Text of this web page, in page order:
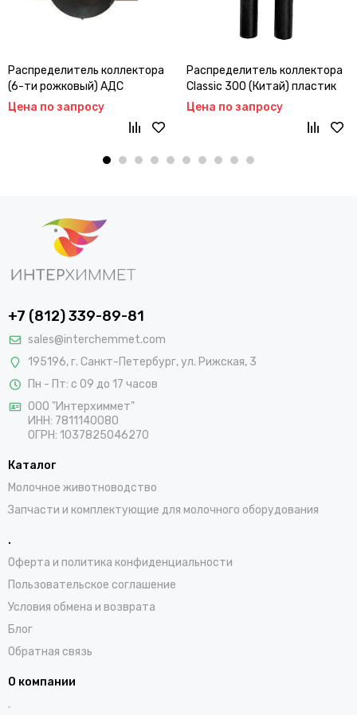
Распределитель коллектора
(6-ти рожковый) АДС
11А.01.000
Цена по запросу
Распределитель коллектора
Classic 300 (Китай) пластик
Цена по запросу
+7 (812) 339-89-81
sales@interchemmet.com
195196, г. Санкт-Петербург, ул. Рижская, 3
Пн - Пт: с 09 до 17 часов
ООО "Интерхиммет"
ИНН: 7811140080
ОГРН: 1037825046270
Каталог
Молочное животноводство
Запчасти и комплектующие для молочного оборудования
.
Оферта и политика конфиденциальности
Пользовательское соглашение
Условия обмена и возврата
Блог
Обратная связь
О компании
.